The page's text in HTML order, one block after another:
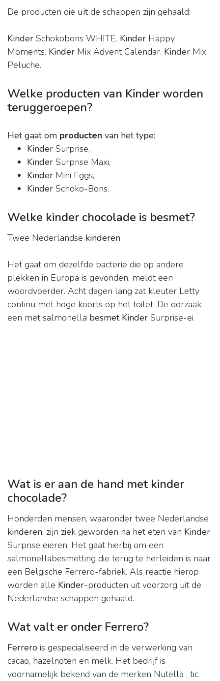
De producten die uitde schappen zijn gehaald:
Kinder Schokobons WHITE. Kinder Happy
Moments. Kinder Mix Advent Calendar. Kinder Mix
Peluche.
Welke producten van Kinder worden
teruggeroepen?
Het gaat om producten van het type:
Kinder Surprise,
Kinder Surprise Maxi,
Kinder Mini Eggs,
Kinder Schoko-Bons.
Welke kinder chocolade is besmet?
Twee Nederlandse kinderen
Het gaat om dezelfde bacterie die op andere
plekken in Europa is gevonden, meldt een
woordvoerder. Acht dagen lang zat kleuter Letty
continu met hoge koorts op het toilet. De oorzaak:
een met salmonella besmet Kinder Surprise-ei.
Wat is er aan de hand met kinder
chocolade?
Honderden mensen, waaronder twee Nederlandse
kinderen, zijn ziek geworden na het eten van Kinder
Surprise eieren. Het gaat hierbij om een
salmonellabesmetting die terug te herleiden is naar
een Belgische Ferrero-fabriek. Als reactie hierop
worden alle Kinder-producten uit voorzorg uit de
Nederlandse schappen gehaald.
Wat valt er onder Ferrero?
Ferrero is gespecialiseerd in de verwerking van
cacao, hazelnoten en melk. Het bedrijf is
voornamelijk bekend van de merken Nutella , tic